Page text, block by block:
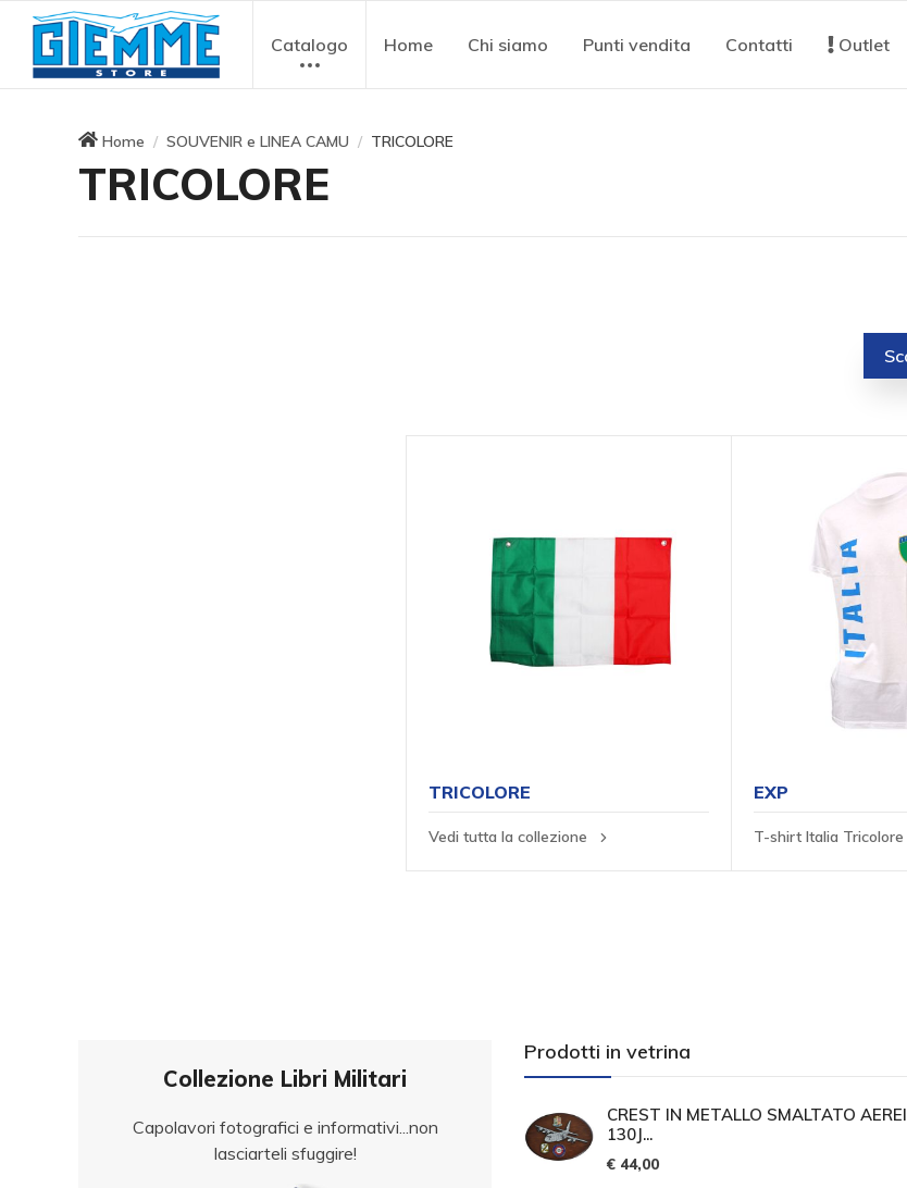
Catalogo Home Chi siamo Punti vendita Contatti Outlet
Home SOUVENIR e LINEA CAMU TRICOLORE
TRICOLORE
TRICOLORE
Vedi tutta la collezione
EXP
T-shirt Italia Tricolore
Collezione Libri Militari
Capolavori fotografici e informativi...non
lasciarteli sfuggire!
Prodotti in vetrina
CREST IN METALLO SMALTATO
130J...
€ 44,00